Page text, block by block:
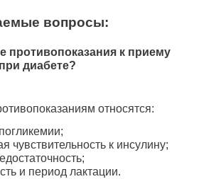
вопросы:
противопоказания к приему
диабете?
относятся:
чувствительность к инсулину;
и период лактации.